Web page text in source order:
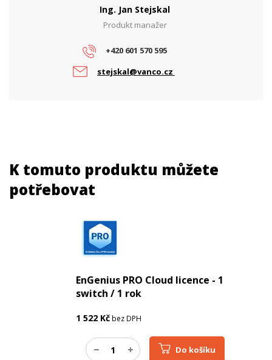
Ing. Jan Stejskal
Produkt manažer
+420 601 570 595
stejskal@vanco.cz
K tomuto produktu můžete
potřebovat
EnGenius PRO Cloud licence - 1
switch / 1 rok
1 522 Kčbez DPH
Do košíku